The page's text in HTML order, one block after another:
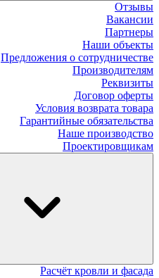
Отзывы
Вакансии
Партнеры
Наши объекты
Предложения о сотрудничестве
Производителям
Реквизиты
Договор оферты
Условия возврата товара
Гарантийные обязательства
Наше производство
Проектировщикам
Расчёт кровли и фасада